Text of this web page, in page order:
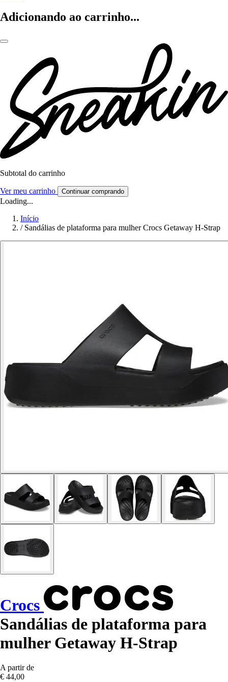
Adicionando ao carrinho...
Subtotal do carrinho
Ver meu carrinho Continuar comprando
Loading...
Início
/ Sandálias de plataforma para mulher Crocs Getaway H-Strap
Crocs
Sandálias de plataforma para
mulher Getaway H-Strap
A partir de
€ 44,00